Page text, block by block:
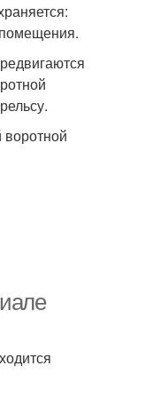
воротной